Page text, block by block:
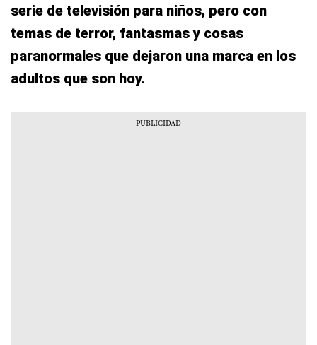
serie de televisión para niños, pero con
temas de terror, fantasmas y cosas
paranormales que dejaron una marca en los
adultos que son hoy.